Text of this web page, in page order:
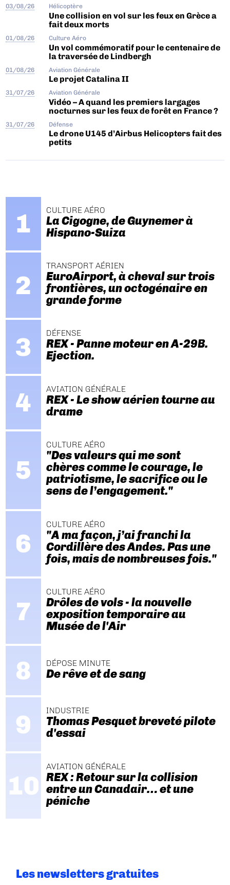
03/08/26 Hélicoptère
Une collision en vol sur les feux en Grèce a
fait deux morts
01/08/26 Culture Aéro
Un vol commémoratif pour le centenaire de
la traversée de Lindbergh
01/08/26 Aviation Générale
Le projet Catalina II
31/07/26 Aviation Générale
Vidéo – A quand les premiers largages
nocturnes sur les feux de forêt en France ?
31/07/26 Défense
Le drone U145 d’Airbus Helicopters fait des
petits
CULTURE AÉRO
La Cigogne, de Guynemer à
Hispano-Suiza
TRANSPORT AÉRIEN
EuroAirport, à cheval sur trois
frontières, un octogénaire en
grande forme
DÉFENSE
REX - Panne moteur en A-29B.
Ejection.
AVIATION GÉNÉRALE
REX - Le show aérien tourne au
drame
CULTURE AÉRO
"Des valeurs qui me sont
chères comme le courage, le
patriotisme, le sacrifice ou le
sens de l’engagement."
CULTURE AÉRO
"A ma façon, j’ai franchi la
Cordillère des Andes. Pas une
fois, mais de nombreuses fois."
CULTURE AÉRO
Drôles de vols - la nouvelle
exposition temporaire au
Musée de l'Air
DÉPOSE MINUTE
De rêve et de sang
INDUSTRIE
Thomas Pesquet breveté pilote
d'essai
AVIATION GÉNÉRALE
REX : Retour sur la collision
entre un Canadair… et une
péniche
Les newsletters gratuites